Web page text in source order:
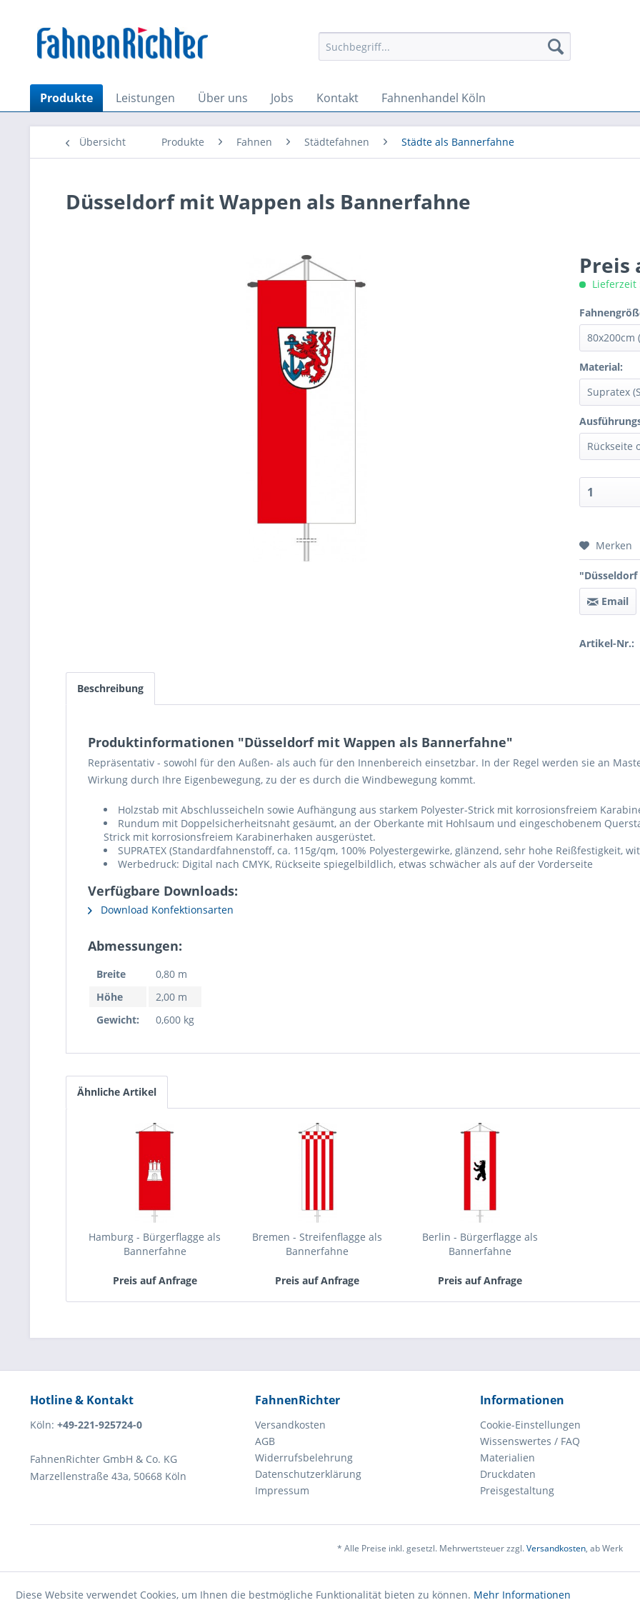
Produkte Leistungen Über uns Jobs Kontakt Fahnenhandel Köln
Übersicht Produkte Fahnen Städtefahnen Städte als Bannerfahne
Düsseldorf mit Wappen als Bannerfahne
Preis
Lieferzeit
Material:
Preis
Merken
Email
Artikel-Nr.:
Beschreibung
Produktinformationen "Düsseldorf mit Wappen als Bannerfahne"
Repräsentativ - sowohl für den Außen- als auch für den Innenbereich einsetzbar. In der Regel werden sie an
Wirkung durch Ihre Eigenbewegung, zu der es durch die Windbewegung kommt.
Holzstab mit Abschlusseicheln sowie Aufhängung aus starkem Polyester-Strick mit korrosionsfreiem
Rundum mit Doppelsicherheitsnaht gesäumt, an der Oberkante mit Hohlsaum und eingeschobenem
Strick mit korrosionsfreiem Karabinerhaken ausgerüstet.
SUPRATEX (Standardfahnenstoff, ca. 115g/qm, 100% Polyestergewirke, glänzend, sehr hohe Reißfestigkeit,
Werbedruck: Digital nach CMYK, Rückseite spiegelbildlich, etwas schwächer als auf der Vorderseite
Verfügbare Downloads:
Download Konfektionsarten
Abmessungen:
Breite
0,80 m
Höhe
2,00 m
Gewicht:
0,600 kg
Ähnliche Artikel
Hamburg - Bürgerflagge als
Bannerfahne
Preis auf Anfrage
Bremen - Streifenflagge als
Bannerfahne
Preis auf Anfrage
Berlin - Bürgerflagge als
Bannerfahne
Preis auf Anfrage
Hotline & Kontakt
Köln: +49-221-925724-0
FahnenRichter GmbH & Co. KG
Marzellenstraße 43a, 50668 Köln
FahnenRichter
Versandkosten
AGB
Widerrufsbelehrung
Datenschutzerklärung
Impressum
Informationen
Cookie-Einstellungen
Wissenswertes / FAQ
Materialien
Druckdaten
Preisgestaltung
* Alle Preise inkl. gesetzl. Mehrwertsteuer zzgl.Versandkosten, ab Werk
Diese Website verwendet Cookies, um Ihnen die bestmögliche Funktionalität bieten zu können. Mehr Informationen